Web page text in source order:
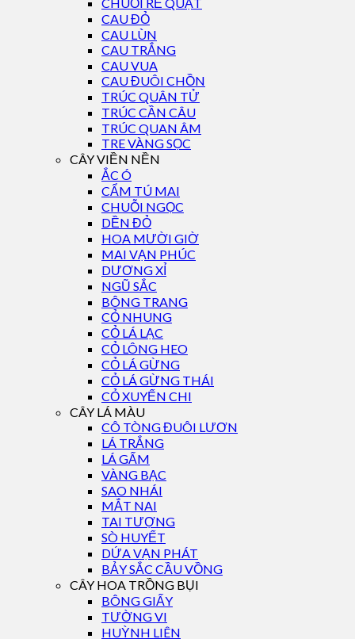
CAU ĐỎ
CAU LÙN
CAU TRẮNG
CAU VUA
CAU ĐUÔI CHỒN
TRÚC QUÂN TỬ
TRÚC CẦN CÂU
TRÚC QUAN ÂM
TRE VÀNG SỌC
CÂY VIỀN NỀN
ẮC Ó
CẨM TÚ MAI
CHUỖI NGỌC
DỀN ĐỎ
HOA MƯỜI GIỜ
MAI VẠN PHÚC
DƯƠNG XỈ
NGŨ SẮC
BÔNG TRANG
CỎ NHUNG
CỎ LÁ LẠC
CỎ LÔNG HEO
CỎ LÁ GỪNG
CỎ LÁ GỪNG THÁI
CỎ XUYẾN CHI
CÂY LÁ MÀU
CÔ TÒNG ĐUÔI LƯƠN
LÁ TRẮNG
LÁ GẤM
VÀNG BẠC
SAO NHÁI
MẮT NAI
TAI TƯỢNG
SÒ HUYẾT
DỨA VẠN PHÁT
BẢY SẮC CẦU VỒNG
CÂY HOA TRỒNG BỤI
BÔNG GIẤY
TƯỜNG VI
HUỲNH LIÊN